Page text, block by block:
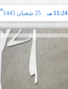
11:24 مـ 25 شعبان 1445
هـ